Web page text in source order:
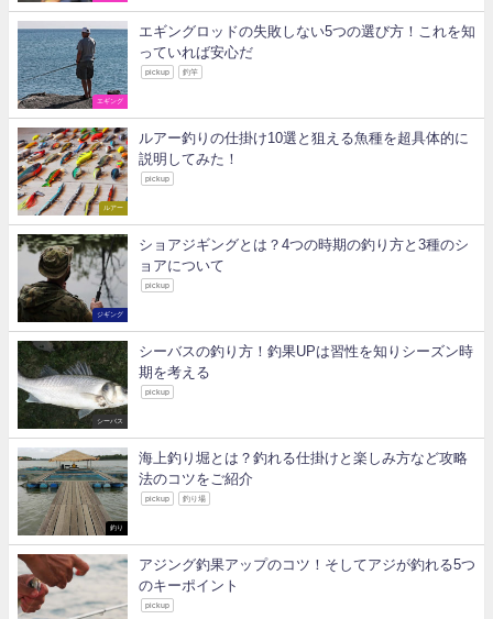
エギング
エギングロッドの失敗しない5つの選び方！これを知
っていれば安心だ
pickup 釣竿
ルアー
ルアー釣りの仕掛け10選と狙える魚種を超具体的に
説明してみた！
pickup
ジギング
ショアジギングとは？4つの時期の釣り方と3種のシ
ョアについて
pickup
シーバス
シーバスの釣り方！釣果UPは習性を知りシーズン時
期を考える
pickup
釣り
海上釣り堀とは？釣れる仕掛けと楽しみ方など攻略
法のコツをご紹介
pickup 釣り場
アジング釣果アップのコツ！そしてアジが釣れる5つ
のキーポイント
pickup